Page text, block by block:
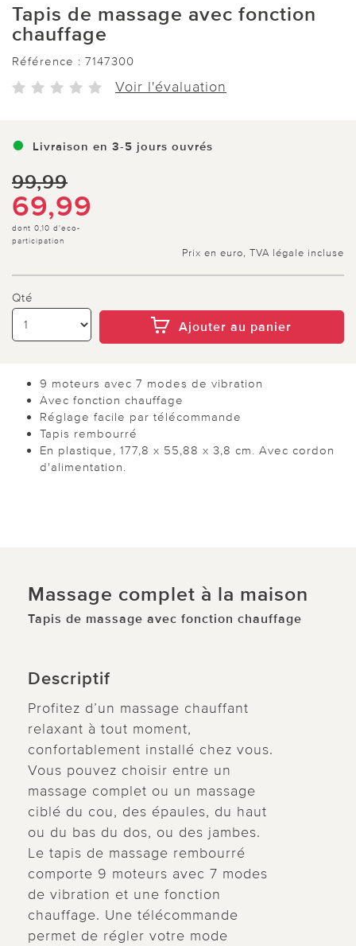
Tapis de massage avec fonction
chauffage
Référence : 7147300
Voir l'évaluation
Livraison en 3-5 jours ouvrés
99,99
69,99
dont 0,10 d'eco-
participation
Prix en euro, TVA légale incluse
Qté
Ajouter au panier
9 moteurs avec 7 modes de vibration
Avec fonction chauffage
Réglage facile par télécommande
Tapis rembourré
En plastique, 177,8 x 55,88 x 3,8 cm. Avec cordon
d'alimentation.
Massage complet à la maison
Tapis de massage avec fonction chauffage
Descriptif
Profitez d’un massage chauffant
relaxant à tout moment,
confortablement installé chez vous.
Vous pouvez choisir entre un
massage complet ou un massage
ciblé du cou, des épaules, du haut
ou du bas du dos, ou des jambes.
Le tapis de massage rembourré
comporte 9 moteurs avec 7 modes
de vibration et une fonction
chauffage. Une télécommande
permet de régler votre mode